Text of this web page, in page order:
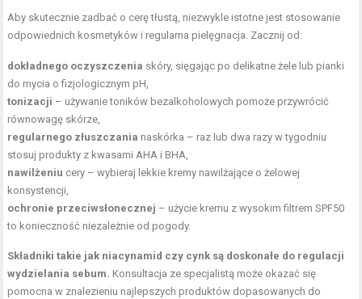
Aby skutecznie zadbać o cerę tłustą, niezwykle istotne jest stosowanie
odpowiednich kosmetyków i regularna pielęgnacja. Zacznij od:
dokładnego oczyszczenia skóry, sięgając po delikatne żele lub pianki
do mycia o fizjologicznym pH,
tonizacji – używanie toników bezalkoholowych pomoże przywrócić
równowagę skórze,
regularnego złuszczania naskórka – raz lub dwa razy w tygodniu
stosuj produkty z kwasami AHA i BHA,
nawilżeniu cery – wybieraj lekkie kremy nawilżające o żelowej
konsystencji,
ochronie przeciwsłonecznej – użycie kremu z wysokim filtrem SPF50
to konieczność niezależnie od pogody.
Składniki takie jak niacynamid czy cynk są doskonałe do regulacji
wydzielania sebum. Konsultacja ze specjalistą może okazać się
pomocna w znalezieniu najlepszych produktów dopasowanych do